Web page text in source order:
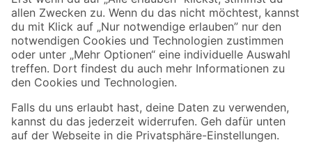
Jetzt die toom-App herunterladen
Alle Preisangaben in EUR inkl. gesetzl. MwSt.. Die dargestellten Angebote sind unter
Umständen nicht in allen Märkten verfügbar. Die angegebenen Verfügbarkeiten beziehen